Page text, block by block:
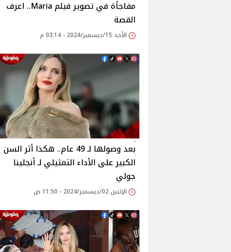
مفاجأة في تصوير فيلم Maria.. اعرف
القصة
الأحد 15/ديسمبر/2024 - 03:14 م
بعد وصولها لـ 49 عام.. هكذا أثر السن
الكبير على الأداء التمثيلي لـ أنجلينا
جولي
الإثنين 02/ديسمبر/2024 - 11:50 ص